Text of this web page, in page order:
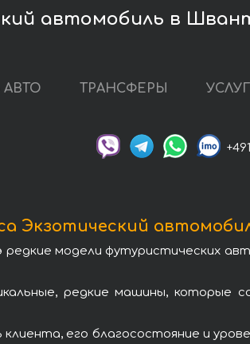
автомобиль в
АВТО ТРАНСФЕРЫ
Экзотический
модели футуристических
редкие машины,
его благосостояние и